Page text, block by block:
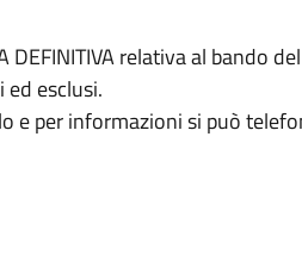
relativa al bando
ed esclusi.
e per informazioni si può